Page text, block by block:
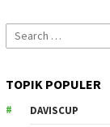
Search
for:
TOPIK POPULER
DAVISCUP